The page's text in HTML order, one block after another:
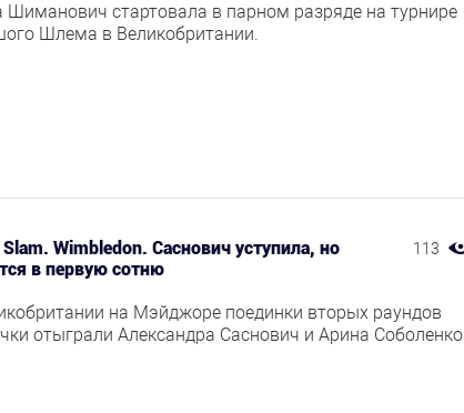
Шиманович стартовала в парном разряде на турнире
Шлема в Великобритании.
113
Slam. Wimbledon. Саснович уступила, но
в первую сотню
на Мэйджоре поединки вторых раундов
отыграли Александра Саснович и Арина Соболенко.